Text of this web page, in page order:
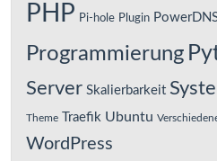
PHP Pi-hole Plugin
Programmierung
Server Skalierbarkeit
Theme Traefik Ubuntu
WordPress